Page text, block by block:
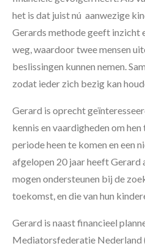
het is dat juist nú aanwezige
Gerards methode geeft inzicht
weg, waardoor twee mensen
beslissingen kunnen nemen.
zodat ieder zich bezig kan
Gerard is oprecht
kennis en vaardigheden om
periode heen te komen en een
afgelopen 20 jaar heeft Gerard
mogen ondersteunen bij de
toekomst, en die van hun
Gerard is naast financieel
Mediatorsfederatie Nederland